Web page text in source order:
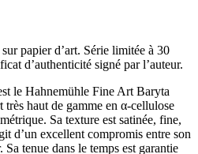
papier d’art. Série limitée à 30
d’authenticité signé par l’auteur.
le Hahnemühle Fine Art Baryta
très haut de gamme en α-cellulose
Sa texture est satinée, fine,
d’un excellent compromis entre son
tenue dans le temps est garantie